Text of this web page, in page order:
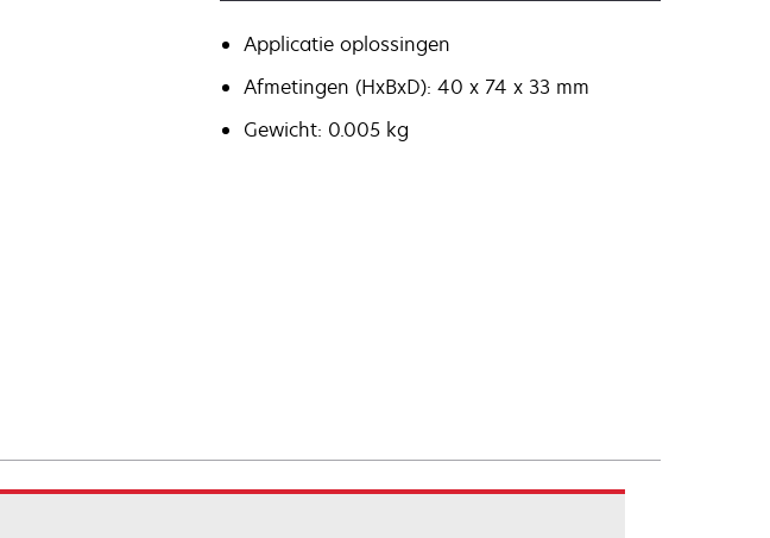
Applicatie oplossingen
Afmetingen (HxBxD): 40 x 74 x 33 mm
Gewicht: 0.005 kg